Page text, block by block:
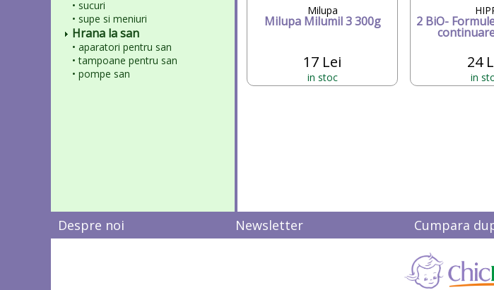
• sucuri
• supe si meniuri
Hrana la san
• aparatori pentru san
• tampoane pentru san
• pompe san
Milupa
Milupa Milumil 3 300g
17 Lei
in stoc
2 BiO-
24
in
Despre noi Newsletter Cumpara